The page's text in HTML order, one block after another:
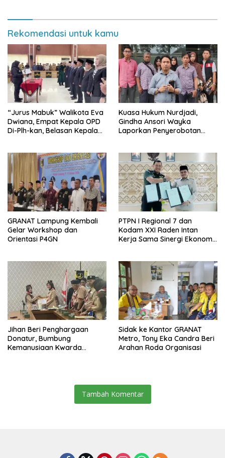
Rekomendasi untuk kamu
“Jurus Mabuk” Walikota Eva
Dwiana, Empat Kepala OPD
Di-Plh-kan, Belasan Kepala
Kuasa Hukum Nurdjadi,
Gindha Ansori Wayka
Laporkan Penyerobotan
GRANAT Lampung Kembali
Gelar Workshop dan
Orientasi P4GN
PTPN I Regional 7 dan
Kodam XXI Raden Intan
Kerja Sama Sinergi Ekonomi
Jihan Beri Penghargaan
Donatur, Bumbung
Kemanusiaan Kwarda
‎Sidak ke Kantor GRANAT
Metro, Tony Eka Candra Beri
Arahan Roda Organisasi
Tambah Komentar